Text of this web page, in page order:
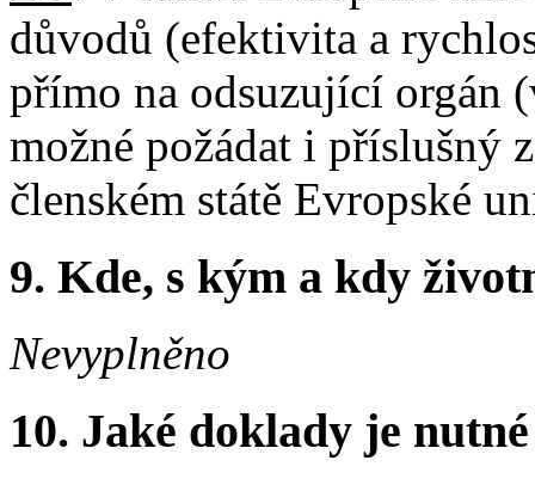
důvodů (efektivita a
přímo na odsuzující orgán
možné požádat i příslušný
členském státě Evropské
9. Kde, s kým a kdy
Nevyplněno
10. Jaké doklady je